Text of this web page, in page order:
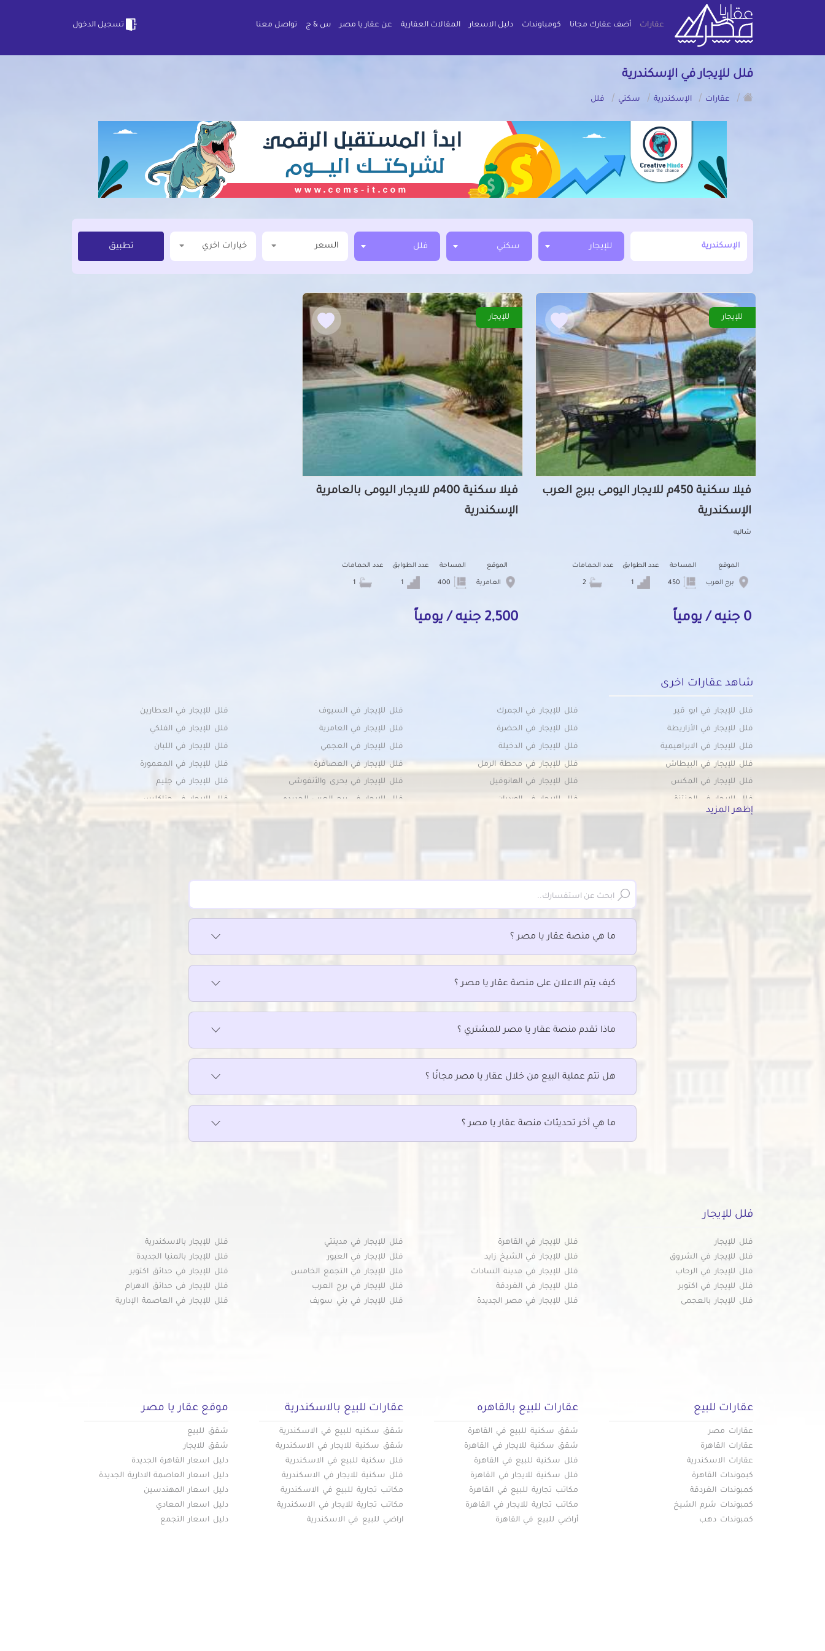
عقارات أضف عقارك مجانا كومباوندات دليل الاسعار المقالات العقارية عن عقار يا مصر س & ج تواصل معنا تسجيل الدخول
فلل للإيجار في الإسكندرية
/
عقارات / الإسكندرية / سكني / فلل
للإيجار سكني فلل السعر خيارات اخري تطبيق
للإيجار
فيلا سكنية 450م للايجار اليومى ببرج العرب
الإسكندرية
شاليه
الموقع
برج العرب
المساحة عدد الطوابق عدد الحمامات
0 جنيه / يومياً
للإيجار
فيلا سكنية 400م للايجار اليومى بالعامرية
الإسكندرية
الموقع
العامرية
المساحة عدد الطوابق عدد الحمامات
2,500 جنيه / يومياً
شاهد عقارات اخرى
فلل للإيجار في ابو قير
فلل للإيجار في الأزاريطة
فلل للإيجار في الابراهيمية
فلل للإيجار في البيطاش
فلل للإيجار في الجمرك
فلل للإيجار في الحضرة
فلل للإيجار في الدخيلة
فلل للإيجار في محطة الرمل
فلل للإيجار في السيوف
فلل للإيجار في العامرية
فلل للإيجار في العجمي
فلل للإيجار في العصافرة
فلل للإيجار في العطارين
فلل للإيجار في الفلكي
فلل للإيجار في اللبان
فلل للإيجار في المعمورة
فلل للإيجار في المكس
فلل للإيجار في المنتزة
فلل للإيجار في الهانوفيل
فلل للإيجار في الورديان
فلل للإيجار في بحرى والأنفوشى
فلل للإيجار في برج العرب الجديده
فلل للإيجار في برج العرب
فلل للإيجار في جليم
فلل للإيجار في جناكليس
فلل للإيجار في غبريال
فلل للإيجار في فلمنج
فلل للإيجار في كرموز فلل للإيجار في لوران
إظهر المزيد
ما هي منصة عقار يا مصر ؟
كيف يتم الاعلان على منصة عقار يا مصر ؟
ماذا تقدم منصة عقار يا مصر للمشتري ؟
هل تتم عملية البيع من خلال عقار يا مصر مجانًا ؟
ما هي آخر تحديثات منصة عقار يا مصر ؟
فلل للإيجار
فلل للإيجار فلل للإيجار في القاهرة فلل للإيجار في مدينتي
فلل للإيجار بالاسكندرية
فلل للإيجار في الشروق
فلل للإيجار في الشيخ زايد فلل للإيجار في العبور
فلل للإيجار بالمنيا الجديدة
فلل للإيجار في الرحاب
فلل للإيجار في مدينة السادات فلل للإيجار في التجمع الخامس
فلل للإيجار في حدائق اكتوبر
فلل للإيجار في اكتوبر
فلل للإيجار في الغردقة فلل للإيجار في برج العرب
فلل للإيجار فى حدائق الاهرام
فلل للإيجار بالعجمى
فلل للإيجار في مصر الجديدة فلل للإيجار في بني سويف فلل للإيجار في العاصمة الإدارية
عقارات للبيع
عقارات مصر
عقارات القاهرة
عقارات الاسكندرية
كبموندات القاهرة
كمبوندات الغردقة
كمبوندات شرم الشيخ
كمبوندات دهب
عقارات للبيع بالقاهره
شقق سكنية للبيع في القاهرة
شقق سكنية للايجار في القاهرة
فلل سكنية للبيع في القاهرة
فلل سكنية للايجار في القاهرة
مكاتب تجارية للبيع في القاهرة
مكاتب تجارية للايجار في القاهرة
أراضي للبيع في القاهرة
عقارات للبيع بالاسكندرية
شقق سكنيه للبيع في الاسكندرية
شقق سكنية للايجار في الاسكندرية
فلل سكنية للبيع في الاسكندرية
فلل سكنية للايجار في الاسكندرية
مكاتب تجارية للبيع في الاسكندرية
مكاتب تجارية للايجار في الاسكندرية
اراضي للبيع في الاسكندرية
موقع عقار يا مصر
شقق للبيع
شقق للايجار
دليل اسعار القاهرة الجديدة
دليل اسعار العاصمة الادارية الجديدة
دليل اسعار المهندسين
دليل اسعار المعادي
دليل اسعار التجمع